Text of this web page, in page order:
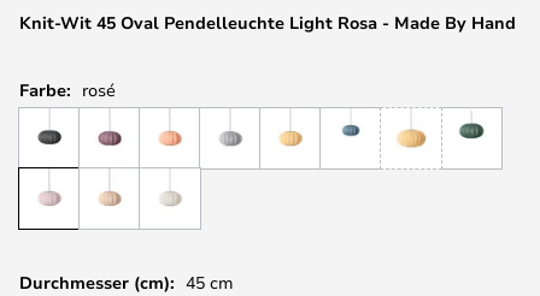
Knit-Wit 45 Oval Pendelleuchte Light Rosa - Made By Hand
Farbe: rosé
Durchmesser (cm): 45 cm